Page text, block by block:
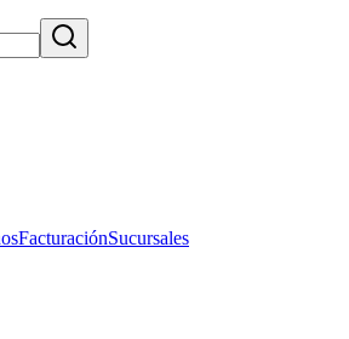
FacturaciónSucursales